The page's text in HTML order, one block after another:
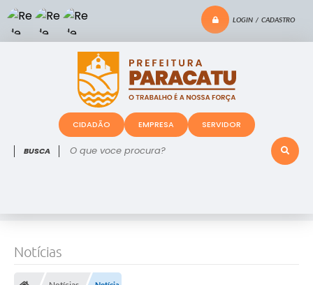
LOGIN / CADASTRO
O que voce procura?
CIDADÃO EMPRESA SERVIDOR
Notícias